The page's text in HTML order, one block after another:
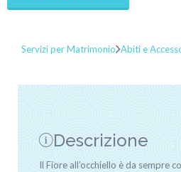
Servizi per Matrimonio Abiti e
Descrizione
Il Fiore all’occhiello è da sempre